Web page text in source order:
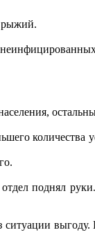
рыжий.
количества
поднял
ситуации